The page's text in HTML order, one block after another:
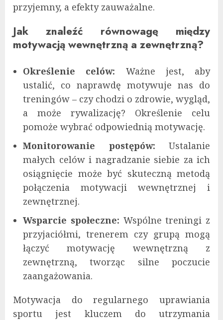
przyjemny, a efekty zauważalne.
Jak znaleźć równowagę między
motywacją wewnętrzną a zewnętrzną?
Określenie celów: Ważne jest, aby
ustalić, co naprawdę motywuje nas do
treningów – czy chodzi o zdrowie, wygląd,
a może rywalizację? Określenie celu
pomoże wybrać odpowiednią motywację.
Monitorowanie postępów: Ustalanie
małych celów i nagradzanie siebie za ich
osiągnięcie może być skuteczną metodą
połączenia motywacji wewnętrznej i
zewnętrznej.
Wsparcie społeczne: Wspólne treningi z
przyjaciółmi, trenerem czy grupą mogą
łączyć motywację wewnętrzną z
zewnętrzną, tworząc silne poczucie
zaangażowania.
Motywacja do regularnego uprawiania
sportu jest kluczem do utrzymania